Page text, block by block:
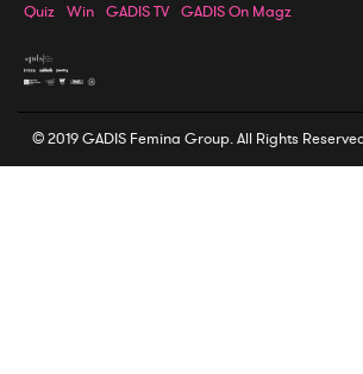
Quiz Win GADIS TV GADIS On Magz
© 2019 GADIS Femina Group. All Rights